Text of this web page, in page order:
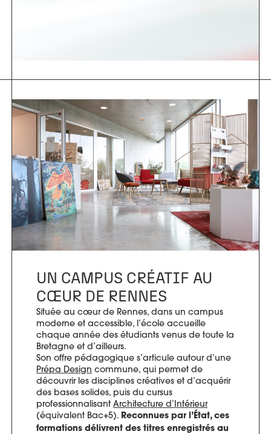
UN CAMPUS CRÉATIF AU
CŒUR DE RENNES
Située au cœur de Rennes, dans un campus
moderne et accessible, l’école accueille
chaque année des étudiants venus de toute la
Bretagne et d’ailleurs.
Son offre pédagogique s’articule autour d’une
Prépa Design commune, qui permet de
découvrir les disciplines créatives et d’acquérir
des bases solides, puis du cursus
professionnalisant Architecture d’Intérieur
(équivalent Bac+5). Reconnues par l’État, ces
formations délivrent des titres enregistrés au